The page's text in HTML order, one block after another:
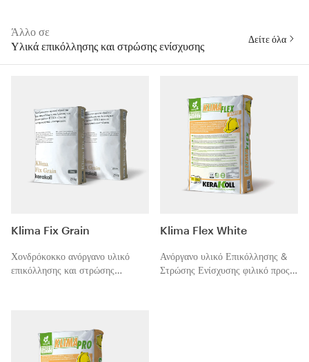
Άλλο σε
Υλικά επικόλλησης και στρώσης ενίσχυσης
Δείτε όλα
Klima Fix Grain
Χονδρόκοκκο ανόργανο υλικό
επικόλλησης και στρώσης
Klima Flex White
Ανόργανο υλικό Επικόλλησης &
Στρώσης Ενίσχυσης φιλικό προς